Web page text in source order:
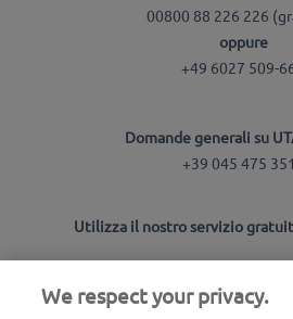
00800 88 226 226
oppure
+49 6027 509-
Domande generali su
+39 045 475
Utilizza il nostro servizio
UTA Stationsfinder
We respect your privacy.